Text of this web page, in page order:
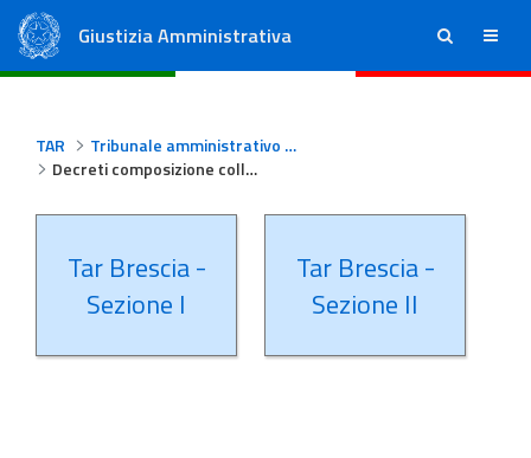
Giustizia Amministrativa ricerca menu
TAR
Tribunale amministrativo regionale per la Lombardia - Brescia
Decreti composizione collegi Tar Brescia
Tar Brescia -
Sezione I
Tar Brescia -
Sezione II